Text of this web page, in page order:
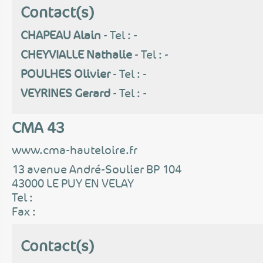
Contact(s)
CHAPEAU Alain - Tel : -
CHEYVIALLE Nathalie- Tel : -
POULHES Olivier- Tel : -
VEYRINES Gerard- Tel : -
CMA 43
www.cma-hauteloire.fr
13 avenue André-Soulier BP 104
43000 LE PUY EN VELAY
Tel :
Fax :
Contact(s)